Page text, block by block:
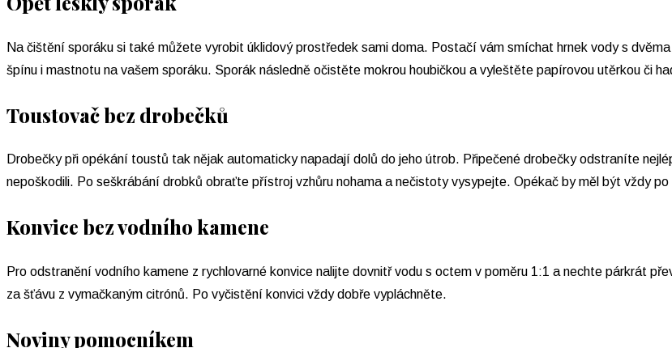
Na čištění sporáku si také můžete vyrobit úklidový prostředek sami doma. Postačí vám smíchat hrnek vody s
špínu i mastnotu na vašem sporáku. Sporák následně očistěte mokrou houbičkou a vyleštěte papírovou utěrkou či
Toustovač bez drobečků
Drobečky při opékání toustů tak nějak automaticky napadají dolů do jeho útrob. Připečené drobečky odstraníte
nepoškodili. Po seškrábání drobků obraťte přístroj vzhůru nohama a nečistoty vysypejte. Opékač by měl být vždy
Konvice bez vodního kamene
Pro odstranění vodního kamene z rychlovarné konvice nalijte dovnitř vodu s octem v poměru 1:1 a nechte párkrát
za šťávu z vymačkaným citrónů. Po vyčistění konvici vždy dobře vypláchněte.
Noviny pomocníkem